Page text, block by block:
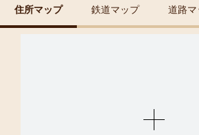
住所マップ 鉄道マップ 道路マ